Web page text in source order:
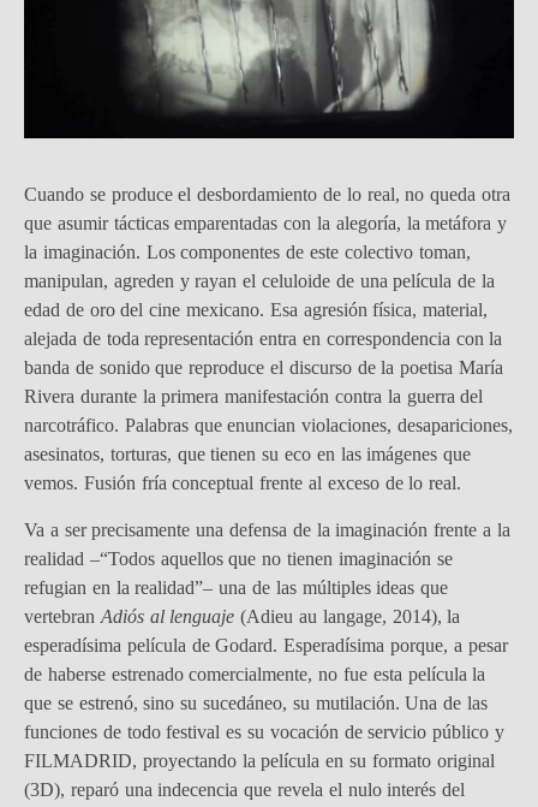
Cuando se produce el desbordamiento de lo real, no queda otra
que asumir tácticas emparentadas con la alegoría, la metáfora y
la imaginación. Los componentes de este colectivo toman,
manipulan, agreden y rayan el celuloide de una película de la
edad de oro del cine mexicano. Esa agresión física, material,
alejada de toda representación entra en correspondencia con la
banda de sonido que reproduce el discurso de la poetisa María
Rivera durante la primera manifestación contra la guerra del
narcotráfico. Palabras que enuncian violaciones, desapariciones,
asesinatos, torturas, que tienen su eco en las imágenes que
vemos. Fusión fría conceptual frente al exceso de lo real.
Va a ser precisamente una defensa de la imaginación frente a la
realidad –“Todos aquellos que no tienen imaginación se
refugian en la realidad”– una de las múltiples ideas que
vertebran Adiós al lenguaje(Adieu au langage, 2014), la
esperadísima película de Godard. Esperadísima porque, a pesar
de haberse estrenado comercialmente, no fue esta película la
que se estrenó, sino su sucedáneo, su mutilación. Una de las
funciones de todo festival es su vocación de servicio público y
FILMADRID, proyectando la película en su formato original
(3D), reparó una indecencia que revela el nulo interés del